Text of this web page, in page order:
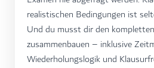
realistischen Bedingungen ist
Und du musst dir den
zusammenbauen – inklusive
Wiederholungslogik und